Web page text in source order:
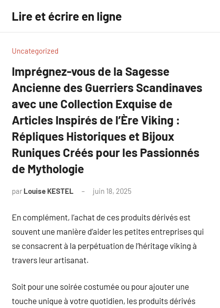
contenu
Lire et écrire en ligne
Uncategorized
Imprégnez-vous de la Sagesse
Ancienne des Guerriers Scandinaves
avec une Collection Exquise de
Articles Inspirés de l’Ère Viking :
Répliques Historiques et Bijoux
Runiques Créés pour les Passionnés
de Mythologie
par Louise KESTEL juin 18, 2025
En complément, l’achat de ces produits dérivés est
souvent une manière d’aider les petites entreprises qui
se consacrent à la perpétuation de l’héritage viking à
travers leur artisanat.
Soit pour une soirée costumée ou pour ajouter une
touche unique à votre quotidien, les produits dérivés